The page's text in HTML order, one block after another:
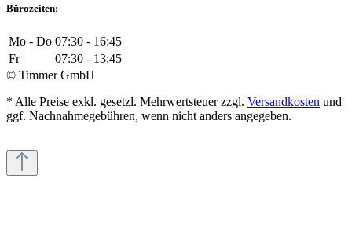
Bürozeiten:
Mo - Do 07:30 - 16:45
Fr
07:30 - 13:45
© Timmer GmbH
* Alle Preise exkl. gesetzl. Mehrwertsteuer zzgl. Versandkosten und
ggf. Nachnahmegebühren, wenn nicht anders angegeben.